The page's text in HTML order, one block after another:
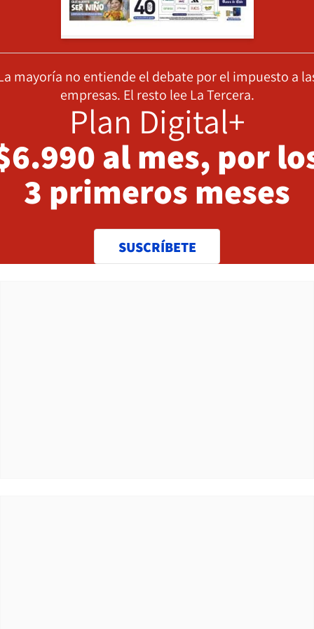
mayoría no entiende el debate por el impuesto a
empresas. El resto lee La Tercera.
Plan Digital+
al mes, por
3 primeros meses
SUSCRÍBETE